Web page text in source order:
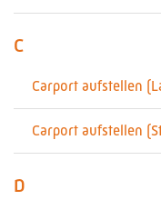
C
Carport aufstellen
Carport aufstellen
D